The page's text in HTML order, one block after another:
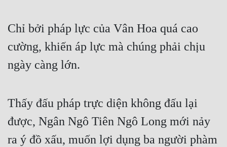
Góc Nhìn Nam
Huyền Nghi
Huyền Ảo
Chỉ bởi pháp lực của Vân Hoa quá cao
cường, khiến áp lực mà chúng phải chịu
ngày càng lớn.
Thấy đấu pháp trực diện không đấu lại
được, Ngân Ngô Tiên Ngô Long mới nảy
ra ý đồ xấu, muốn lợi dụng ba người phàm